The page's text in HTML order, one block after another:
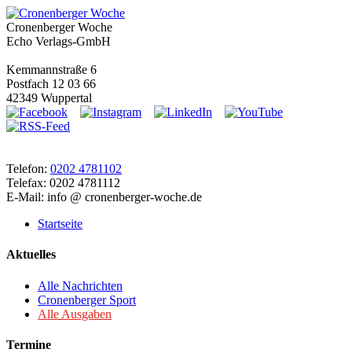
Cronenberger Woche
Echo Verlags-GmbH
Kemmannstraße 6
Postfach 12 03 66
42349 Wuppertal
Telefon: 0202 4781102
Telefax: 0202 4781112
E-Mail: info @ cronenberger-woche.de
Startseite
Aktuelles
Alle Nachrichten
Cronenberger Sport
Alle Ausgaben
Termine